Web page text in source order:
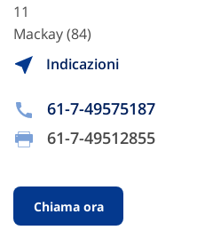
11
Mackay (84)
Indicazioni
61-7-49575187
61-7-49512855
Chiama ora